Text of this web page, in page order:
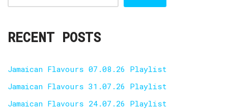
RECENT POSTS
Jamaican Flavours 07.08.26 Playlist
Jamaican Flavours 31.07.26 Playlist
Jamaican Flavours 24.07.26 Playlist